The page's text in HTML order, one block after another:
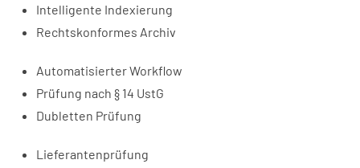
Intelligente Indexierung
Rechtskonformes Archiv
Automatisierter Workflow
Prüfung nach § 14 UstG
Dubletten Prüfung
Lieferantenprüfung